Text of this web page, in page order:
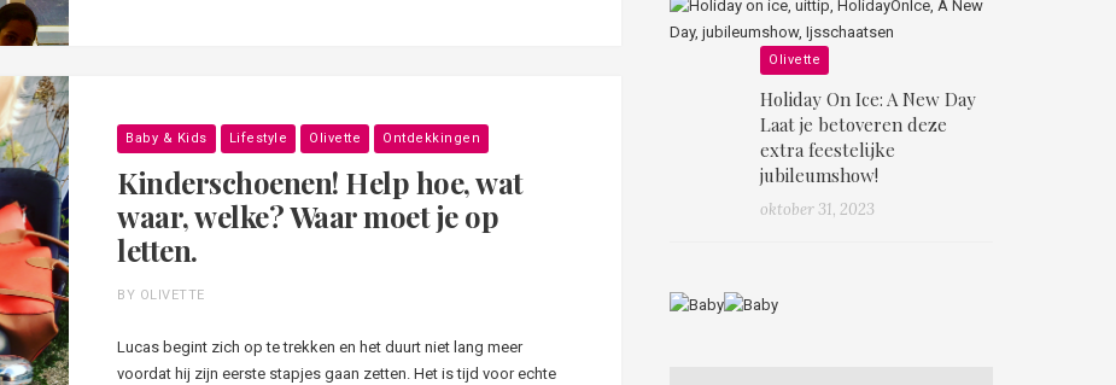
Baby & Kids Lifestyle Olivette Ontdekkingen
Kinderschoenen! Help hoe, wat
waar, welke? Waar moet je op
letten.
BY OLIVETTE
Lucas begint zich op te trekken en het duurt niet lang meer
voordat hij zijn eerste stapjes gaan zetten. Het is tijd voor echte
Olivette
Holiday On Ice: A New Day
Laat je betoveren deze
extra feestelijke
jubileumshow!
oktober 31, 2023